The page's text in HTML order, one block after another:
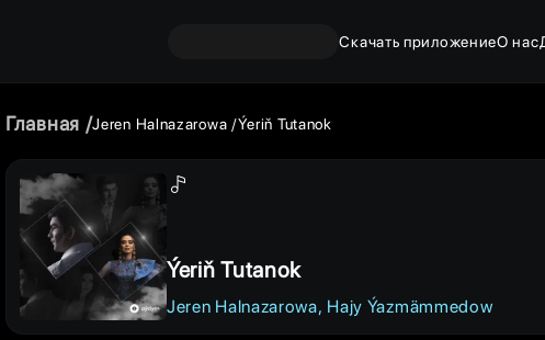
Скачать приложениеО нас
Главная Jeren Halnazarowa Ýeriň Tutanok
Ýeriň Tutanok
Jeren Halnazarowa Hajy Ýazmämmedow